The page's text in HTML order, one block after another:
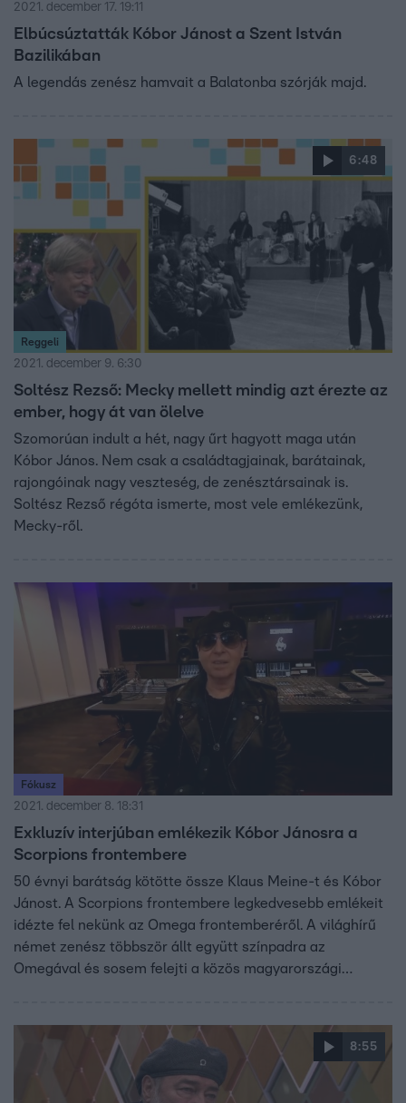
2021. december 17. 19:11
Elbúcsúztatták Kóbor Jánost a Szent István
Bazilikában
A legendás zenész hamvait a Balatonba szórják majd.
6:48
Reggeli
2021. december 9. 6:30
Soltész Rezső: Mecky mellett mindig azt érezte az
ember, hogy át van ölelve
Szomorúan indult a hét, nagy űrt hagyott maga után
Kóbor János. Nem csak a családtagjainak, barátainak,
rajongóinak nagy veszteség, de zenésztársainak is.
Soltész Rezső régóta ismerte, most vele emlékezünk,
Mecky-ről.
Fókusz
2021. december 8. 18:31
Exkluzív interjúban emlékezik Kóbor Jánosra a
Scorpions frontembere
50 évnyi barátság kötötte össze Klaus Meine-t és Kóbor
Jánost. A Scorpions frontembere legkedvesebb emlékeit
idézte fel nekünk az Omega frontemberéről. A világhírű
német zenész többször állt együtt színpadra az
Omegával és sosem felejti a közös magyarországi
8:55